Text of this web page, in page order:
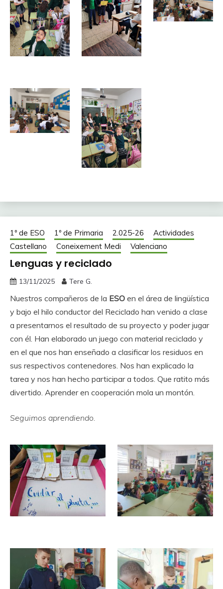
1º de ESO 1º de Primaria 2.025-26
Actividades
Castellano
Coneixement Medi Valenciano
Lenguas y reciclado
13/11/2025 Tere G.
Nuestros compañeros de la ESO en el área de lingüística
y bajo el hilo conductor del Reciclado han venido a clase
a presentarnos el resultado de su proyecto y poder jugar
con él. Han elaborado un juego con material reciclado y
en el que nos han enseñado a clasificar los residuos en
sus respectivos contenedores. Nos han explicado la
tarea y nos han hecho participar a todos. Que ratito más
divertido. Aprender en cooperación mola un montón.
Seguimos aprendiendo.